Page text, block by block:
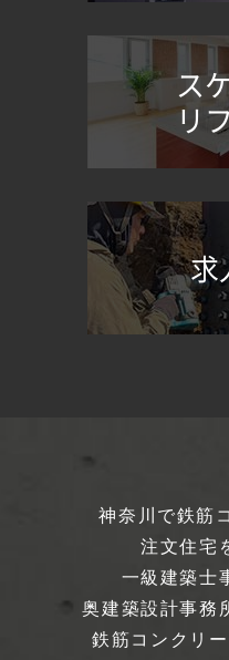
ス
リ
求
神奈川で鉄筋
注文住宅
一級建築士
奥建築設計事務
鉄筋コンクリ